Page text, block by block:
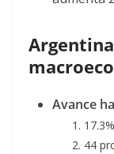
Avance
44